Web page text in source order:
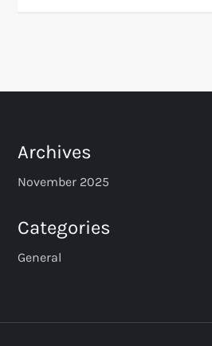
Archives
November 2025
Categories
General